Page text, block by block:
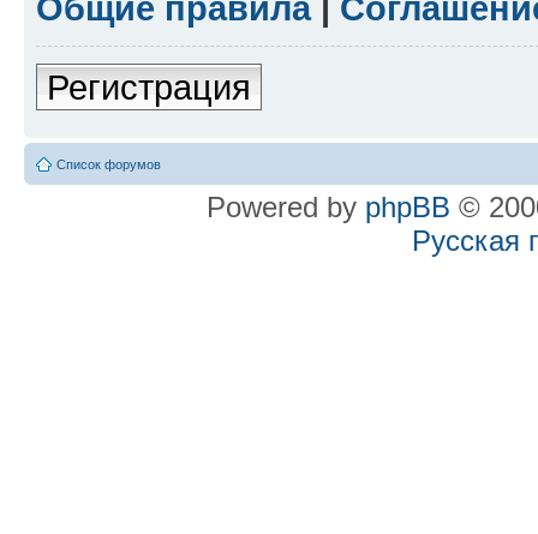
Общие правила|
Регистрация
Список форумов
Powered by phpBB ©
Русская